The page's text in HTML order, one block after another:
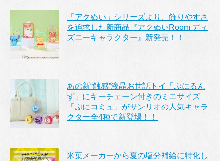
「アクぬい」シリーズより、飾りやすさ
を追求した新商品『アクぬいRoom ディ
ズニーキャラクター』新発売！！
あの新“触感”液晶お世話トイ「ぷにるん
ず」にキーチェーン付きのミニサイズ
「ぷにコミュ」がサンリオの人気キャラ
クター全4種で新登場！！
米菓メーカーから夏の塩分補給に特化し